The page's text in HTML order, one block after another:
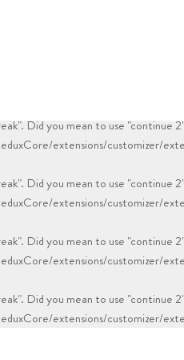
Did you mean to use "continue
extensions/customizer/
Did you mean to use "continue
extensions/customizer/
Did you mean to use "continue
extensions/customizer/
Did you mean to use "continue
extensions/customizer/
Did you mean to use "continue
extensions/customizer/